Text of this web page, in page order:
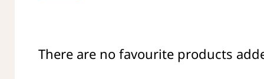
There are no favourite products